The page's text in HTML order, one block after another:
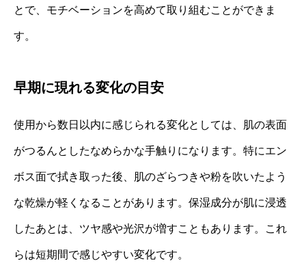
とで、モチベーションを高めて取り組むことができま
す。
早期に現れる変化の目安
使用から数日以内に感じられる変化としては、肌の表面
がつるんとしたなめらかな手触りになります。特にエン
ボス面で拭き取った後、肌のざらつきや粉を吹いたよう
な乾燥が軽くなることがあります。保湿成分が肌に浸透
したあとは、ツヤ感や光沢が増すこともあります。これ
らは短期間で感じやすい変化です。